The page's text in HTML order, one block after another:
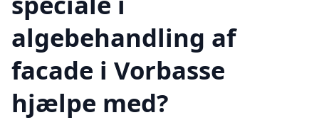
algebehandling af
facade i Vorbasse
hjælpe med?